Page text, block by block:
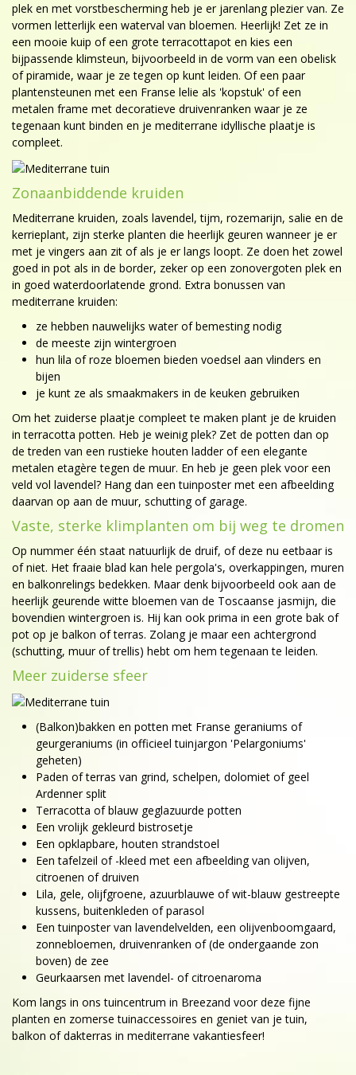
plek en met vorstbescherming heb je er jarenlang plezier van. Ze
vormen letterlijk een waterval van bloemen. Heerlijk! Zet ze in
een mooie kuip of een grote terracottapot en kies een
bijpassende klimsteun, bijvoorbeeld in de vorm van een obelisk
of piramide, waar je ze tegen op kunt leiden. Of een paar
plantensteunen met een Franse lelie als 'kopstuk' of een
metalen frame met decoratieve druivenranken waar je ze
tegenaan kunt binden en je mediterrane idyllische plaatje is
compleet.
Zonaanbiddende kruiden
Mediterrane kruiden, zoals lavendel, tijm, rozemarijn, salie en de
kerrieplant, zijn sterke planten die heerlijk geuren wanneer je er
met je vingers aan zit of als je er langs loopt. Ze doen het zowel
goed in pot als in de border, zeker op een zonovergoten plek en
in goed waterdoorlatende grond. Extra bonussen van
mediterrane kruiden:
ze hebben nauwelijks water of bemesting nodig
de meeste zijn wintergroen
hun lila of roze bloemen bieden voedsel aan vlinders en
bijen
je kunt ze als smaakmakers in de keuken gebruiken
Om het zuiderse plaatje compleet te maken plant je de kruiden
in terracotta potten. Heb je weinig plek? Zet de potten dan op
de treden van een rustieke houten ladder of een elegante
metalen etagère tegen de muur. En heb je geen plek voor een
veld vol lavendel? Hang dan een tuinposter met een afbeelding
daarvan op aan de muur, schutting of garage.
Vaste, sterke klimplanten om bij weg te dromen
Op nummer één staat natuurlijk de druif, of deze nu eetbaar is
of niet. Het fraaie blad kan hele pergola's, overkappingen, muren
en balkonrelings bedekken. Maar denk bijvoorbeeld ook aan de
heerlijk geurende witte bloemen van de Toscaanse jasmijn, die
bovendien wintergroen is. Hij kan ook prima in een grote bak of
pot op je balkon of terras. Zolang je maar een achtergrond
(schutting, muur of trellis) hebt om hem tegenaan te leiden.
Meer zuiderse sfeer
(Balkon)bakken en potten met Franse geraniums of
geurgeraniums (in officieel tuinjargon 'Pelargoniums'
geheten)
Paden of terras van grind, schelpen, dolomiet of geel
Ardenner split
Terracotta of blauw geglazuurde potten
Een vrolijk gekleurd bistrosetje
Een opklapbare, houten strandstoel
Een tafelzeil of -kleed met een afbeelding van olijven,
citroenen of druiven
Lila, gele, olijfgroene, azuurblauwe of wit-blauw gestreepte
kussens, buitenkleden of parasol
Een tuinposter van lavendelvelden, een olijvenboomgaard,
zonnebloemen, druivenranken of (de ondergaande zon
boven) de zee
Geurkaarsen met lavendel- of citroenaroma
Kom langs in ons tuincentrum in Breezand voor deze fijne
planten en zomerse tuinaccessoires en geniet van je tuin,
balkon of dakterras in mediterrane vakantiesfeer!